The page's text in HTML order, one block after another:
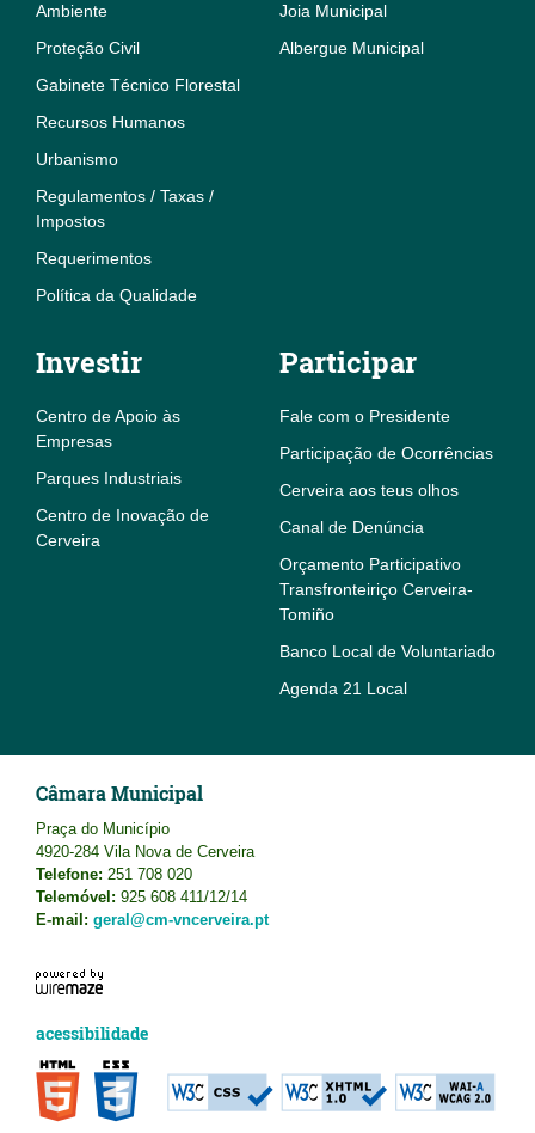
Ambiente
Proteção Civil
Gabinete Técnico Florestal
Recursos Humanos
Urbanismo
Regulamentos / Taxas /
Impostos
Requerimentos
Política da Qualidade
Joia Municipal
Albergue Municipal
Investir
Centro de Apoio às
Empresas
Parques Industriais
Centro de Inovação de
Cerveira
Participar
Fale com o Presidente
Participação de Ocorrências
Cerveira aos teus olhos
Canal de Denúncia
Orçamento Participativo
Transfronteiriço Cerveira-
Tomiño
Banco Local de Voluntariado
Agenda 21 Local
Câmara Municipal
Praça do Município
4920-284 Vila Nova de Cerveira
Telefone: 251 708 020
Telemóvel: 925 608 411/12/14
E-mail: geral@cm-vncerveira.pt
acessibilidade